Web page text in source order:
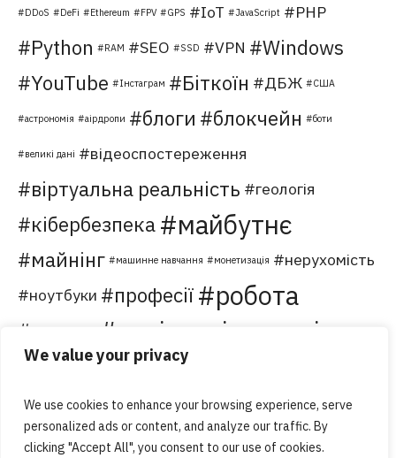
We value your privacy
We use cookies to enhance your browsing experience, serve
personalized ads or content, and analyze our traffic. By
clicking "Accept All", you consent to our use of cookies.
DDoS DeFi Ethereum FPV GPS IoT JavaScript PHP
Python RAM SEO SSD VPN
Windows
YouTube
Інстаграм Біткоїн ДБЖ США
астрономія аірдропи блоги блокчейн боти
великі дані відеоспостереження
віртуальна реальність геологія
кібербезпека майбутнє
майнінг машинне навчання монетизація
нерухомість
ноутбуки
професії робота
соціальні мережі
туризм форуми хмарні обчислення
чатботи